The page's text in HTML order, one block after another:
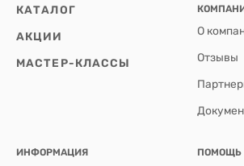
КАТАЛОГ
АКЦИИ
МАСТЕР-КЛАССЫ
О
Отзывы
ИНФОРМАЦИЯ ПОМОЩЬ